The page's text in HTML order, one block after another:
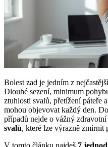
Bolest zad je jedním z
Dlouhé sezení, minimum
ztuhlosti svalů, přetížení páteře
mohou objevovat každý den.
případů nejde o vážný
svalů, které lze výrazně zmírnit